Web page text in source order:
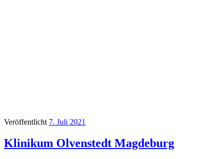
Veröffentlicht 7. Juli 2021
Klinikum Olvenstedt Magdeburg